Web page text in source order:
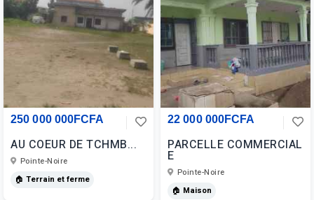
250 000 000FCFA
AU COEUR DE TCHMB...
Pointe-Noire
🏠 Terrain et ferme
22 000 000FCFA
PARCELLE COMMERCIAL
E
Pointe-Noire
🏠 Maison